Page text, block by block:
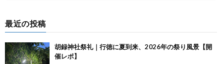
最近の投稿
胡録神社祭礼｜行徳に夏到来、2026年の祭り風景【開
催レポ】